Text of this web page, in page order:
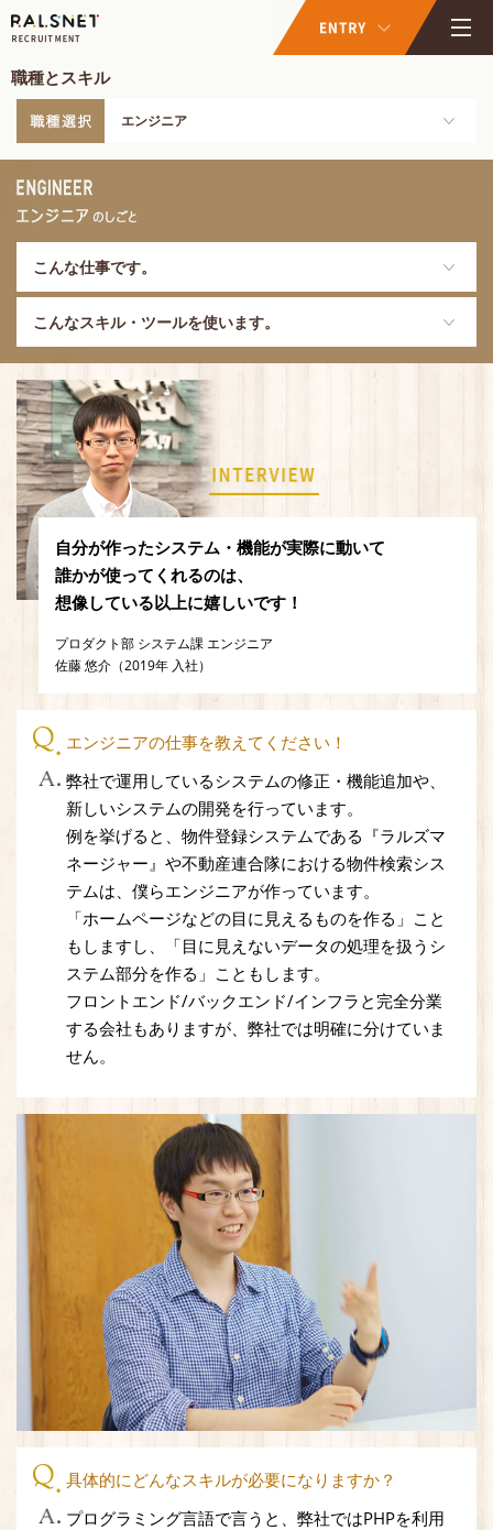
職種とスキル
エンジニア
こんな仕事です。
こんなスキル・ツールを使います。
自分が作ったシステム・機能が実際に動いて
誰かが使ってくれるのは、
想像している以上に嬉しいです！
プロダクト部 システム課 エンジニア
佐藤 悠介（2019年 入社）
エンジニアの仕事を教えてください！
弊社で運用しているシステムの修正・機能追加や、
新しいシステムの開発を行っています。
例を挙げると、物件登録システムである『ラルズマ
ネージャー』や不動産連合隊における物件検索シス
テムは、僕らエンジニアが作っています。
「ホームページなどの目に見えるものを作る」こと
もしますし、「目に見えないデータの処理を扱うシ
ステム部分を作る」こともします。
フロントエンド/バックエンド/インフラと完全分業
する会社もありますが、弊社では明確に分けていま
せん。
具体的にどんなスキルが必要になりますか？
プログラミング言語で言うと、弊社ではPHPを利用